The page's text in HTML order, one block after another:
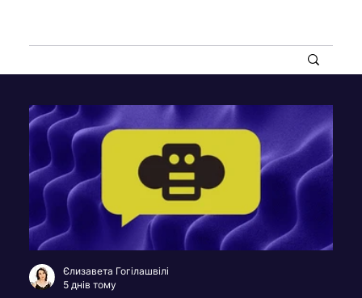
Єлизавета Гогілашвілі
5 днів тому